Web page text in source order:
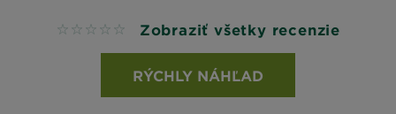
No reviews Zobraziť všetky recenzie
RÝCHLY NÁHĽAD